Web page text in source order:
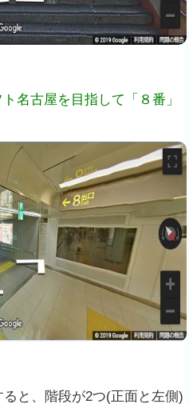
名古屋を目指して「８番」
と、階段が2つ(正面と左側)